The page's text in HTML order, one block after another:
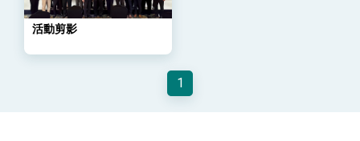
民調顯示多數國人滿意政府外交表現，高度支持
「總合外交」與台歐美日關係深化
年談話
總統主持「守護民主台灣國安行動方案」記者
會 強調以實力守護台海和平 以決心掌握國家
變局中 奮起的新臺灣 總統發表國慶演說
活動剪影
1